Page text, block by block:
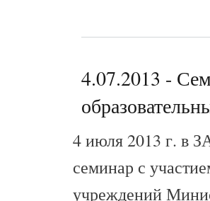
4.07.2013 -
4 июля 2013 г.
семинар с
учреждений